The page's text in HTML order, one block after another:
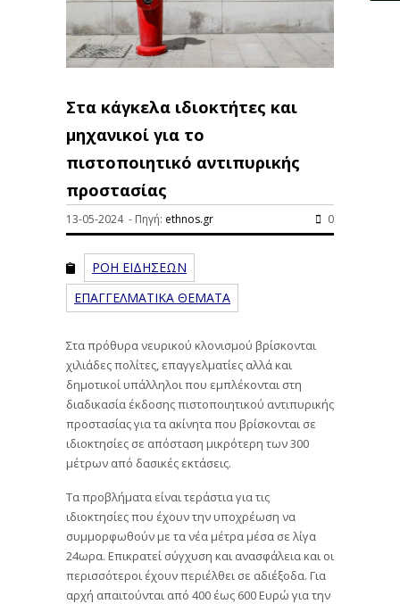
Στα κάγκελα ιδιοκτήτες και
μηχανικοί για το
πιστοποιητικό αντιπυρικής
προστασίας
13-05-2024 - Πηγή: ethnos.gr 0
ΡΟΗ ΕΙΔΗΣΕΩΝ
ΕΠΑΓΓΕΛΜΑΤΙΚΑ ΘΕΜΑΤΑ
Στα πρόθυρα νευρικού κλονισμού βρίσκονται
χιλιάδες πολίτες, επαγγελματίες αλλά και
δημοτικοί υπάλληλοι που εμπλέκονται στη
διαδικασία έκδοσης πιστοποιητικού αντιπυρικής
προστασίας για τα ακίνητα που βρίσκονται σε
ιδιοκτησίες σε απόσταση μικρότερη των 300
μέτρων από δασικές εκτάσεις.
Τα προβλήματα είναι τεράστια για τις
ιδιοκτησίες που έχουν την υποχρέωση να
συμμορφωθούν με τα νέα μέτρα μέσα σε λίγα
24ωρα. Επικρατεί σύγχυση και ανασφάλεια και οι
περισσότεροι έχουν περιέλθει σε αδιέξοδα. Για
αρχή απαιτούνται από 400 έως 600 Ευρώ για την